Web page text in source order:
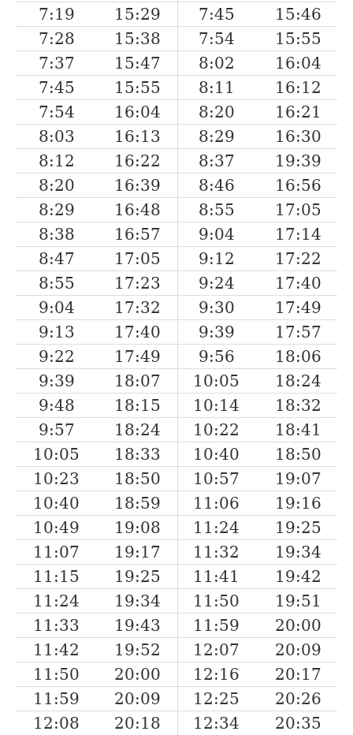
7:19
15:29 7:45
15:46
7:28
15:38 7:54
15:55
7:37
15:47 8:02
16:04
7:45
15:55 8:11
16:12
7:54
16:04 8:20
16:21
8:03
16:13 8:29
16:30
8:12
16:22 8:37
19:39
8:20
16:39 8:46
16:56
8:29
16:48 8:55
17:05
8:38
16:57 9:04
17:14
8:47
17:05 9:12
17:22
8:55
17:23 9:24
17:40
9:04
17:32 9:30
17:49
9:13
17:40 9:39
17:57
9:22
17:49 9:56
18:06
9:39
18:07 10:05
18:24
9:48
18:15 10:14
18:32
9:57
18:24 10:22
18:41
10:05
18:33 10:40
18:50
10:23
18:50 10:57
19:07
10:40
18:59 11:06
19:16
10:49
19:08 11:24
19:25
11:07
19:17 11:32
19:34
11:15
19:25 11:41
19:42
11:24
19:34 11:50
19:51
11:33
19:43 11:59
20:00
11:42
19:52 12:07
20:09
11:50
20:00 12:16
20:17
11:59
20:09 12:25
20:26
12:08
20:18 12:34 20:35